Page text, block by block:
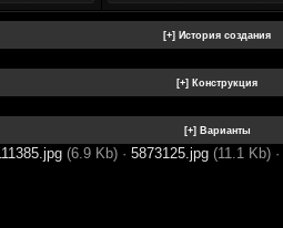
(6.9 Kb) · 5873125.jpg (11.1 Kb) ·